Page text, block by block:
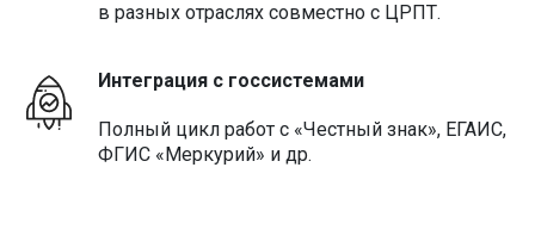
в разных отраслях совместно с ЦРПТ.
Интеграция с госсистемами
Полный цикл работ с «Честный знак», ЕГАИС,
ФГИС «Меркурий» и др.